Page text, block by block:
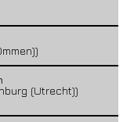
(Utrecht))